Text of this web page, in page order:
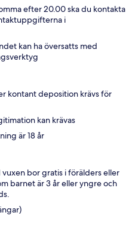
efter 20.00 ska du kontakta
i
kan ha översatts med
kontant deposition krävs för
kan krävas
är 18 år
bor gratis i förälders eller
barnet är 3 år eller yngre och